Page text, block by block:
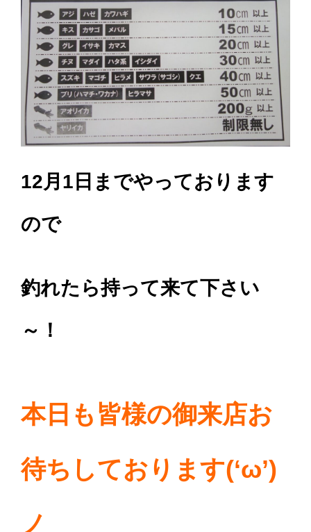
12月1日までやっております
ので
釣れたら持って来て下さい
～！
本日も皆様の御来店お
待ちしております(‘ω’)
ノ